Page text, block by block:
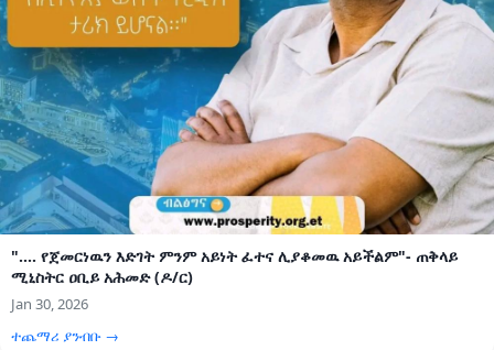
".... የጀመርነዉን እድገት ምንም አይነት ፈተና ሊያቆመዉ አይችልም"- ጠቅላይ
ሚኒስትር ዐቢይ አሕመድ (ዶ/ር)
Jan 30, 2026
ተጨማሪ ያንብቡ →